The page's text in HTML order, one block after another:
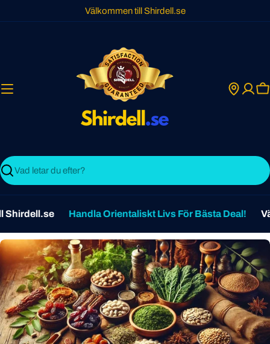
to
Välkommen till Shirdell.se
Search
Handla Orientaliskt Livs För Bästa Deal!
أ
خ
ب
ا
ر